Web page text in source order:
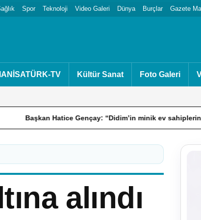
Spor Teknoloji Video Galeri Dünya Burçlar Gazete
TV Kültür Sanat Foto Galeri
Hatice Gençay: “Didim’in minik ev sahiplerine sahip
alındı